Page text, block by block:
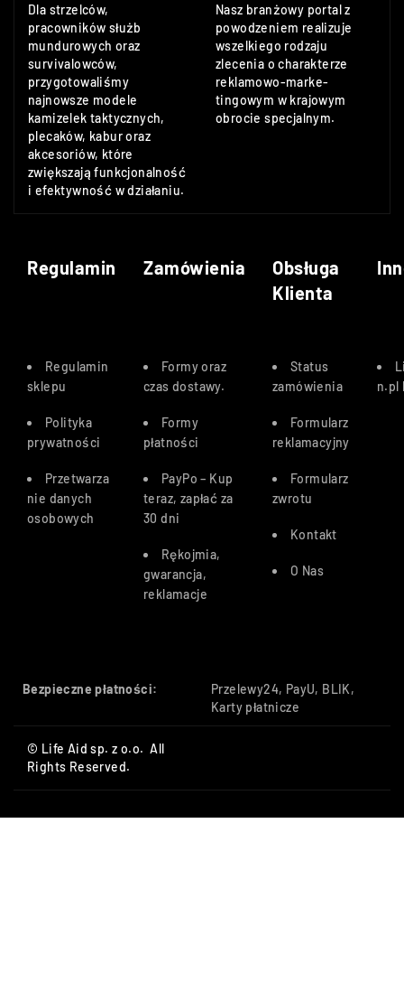
Dla strzelców,
pracowników służb
mundurowych oraz
survivalowców,
przygotowaliśmy
najnowsze modele
kamizelek taktycznych,
plecaków, kabur oraz
akcesoriów, które
zwiększają funkcjonalność
i efektywność w działaniu.
Nasz branżowy portal z
powodzeniem realizuje
wszelkiego rodzaju
zlecenia o charakterze
reklamowo-marke-
tingowym w krajowym
obrocie specjalnym.
Regulamin Zamówienia
Obsługa
Klienta
Regulamin
sklepu
Polityka
prywatności
Przetwarza
nie danych
osobowych
Formy oraz
czas dostawy.
Formy
płatności
PayPo – Kup
teraz, zapłać za
30 dni
Rękojmia,
gwarancja,
reklamacje
Status
zamówienia
Formularz
reklamacyjny
Formularz
zwrotu
Kontakt
O Nas
n.pl
Bezpieczne płatności:
Przelewy24, PayU, BLIK,
Karty płatnicze
© Life Aid sp. z o.o. All
Rights Reserved.